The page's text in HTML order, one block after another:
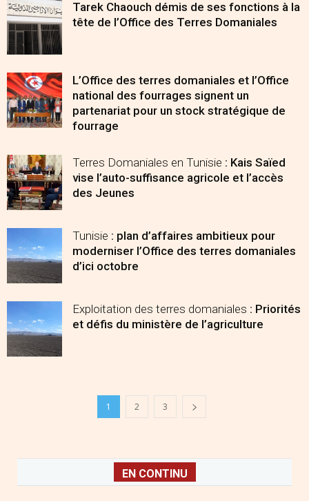
Tarek Chaouch démis de ses fonctions à la
tête de l’Office des Terres Domaniales
L’Office des terres domaniales et l’Office
national des fourrages signent un
partenariat pour un stock stratégique de
fourrage
Terres Domaniales en Tunisie : Kais Saïed
vise l’auto-suffisance agricole et l’accès
des Jeunes
Tunisie : plan d’affaires ambitieux pour
moderniser l’Office des terres domaniales
d’ici octobre
Exploitation des terres domaniales : Priorités
et défis du ministère de l’agriculture
1 2 3
EN CONTINU